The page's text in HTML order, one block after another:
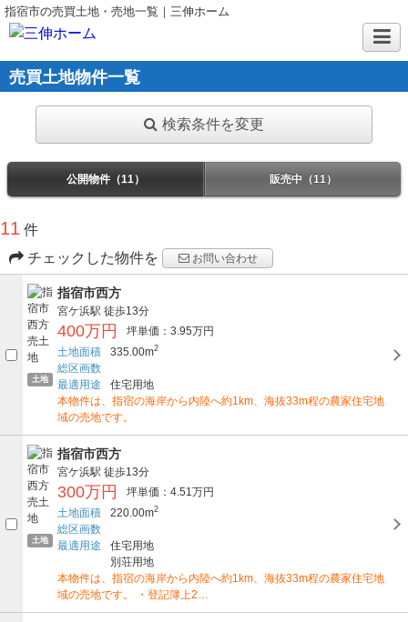
指宿市の売買土地・売地一覧｜三伸ホーム
売買土地物件一覧
検索条件を変更
公開物件（11） 販売中（11）
11 件
チェックした物件を
お問い合わせ
土地
指宿市西方
宮ケ浜駅 徒歩13分
400万円
坪単価：3.95万円
土地面積
335.00m2
総区画数
最適用途
住宅用地
本物件は、指宿の海岸から内陸へ約1km、海抜33m程の農家住宅地
域の売地です。
土地
指宿市西方
宮ケ浜駅 徒歩13分
300万円
坪単価：4.51万円
土地面積
220.00m2
総区画数
最適用途
住宅用地
別荘用地
本物件は、指宿の海岸から内陸へ約1km、海抜33m程の農家住宅地
域の売地です。 ・登記簿上2…